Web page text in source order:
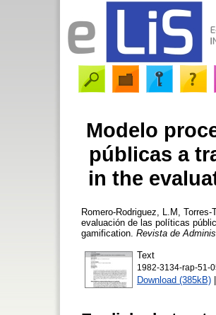
Modelo
públicas a
in the
Romero-Rodriguez, L.M Torres-
evaluación de las políticas
gamification. Revista de
Text
1982-3134-rap-51-
Download (385kB) |